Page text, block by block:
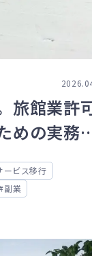
旅館業許
めの実務
ービス移行
副業